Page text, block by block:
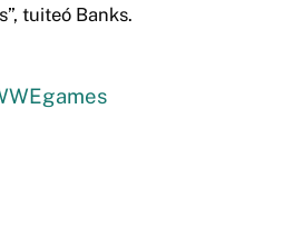
tuiteó Banks.